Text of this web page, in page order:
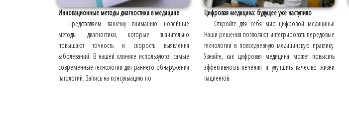
Инновационные методы диагностики в медицине
Представляем вашему вниманию новейшие
методы диагностики, которые значительно
повышают точность и скорость выявления
заболеваний. В нашей клинике используются самые
современные технологии для раннего обнаружения
патологий. Запись на консультацию по
Цифровая медицина: будущее уже наступило
Откройте для себя мир цифровой медицины!
Наши решения позволяют интегрировать передовые
технологии в повседневную медицинскую практику.
Узнайте, как цифровая медицина может повысить
эффективность лечения и улучшить качество жизни
пациентов.